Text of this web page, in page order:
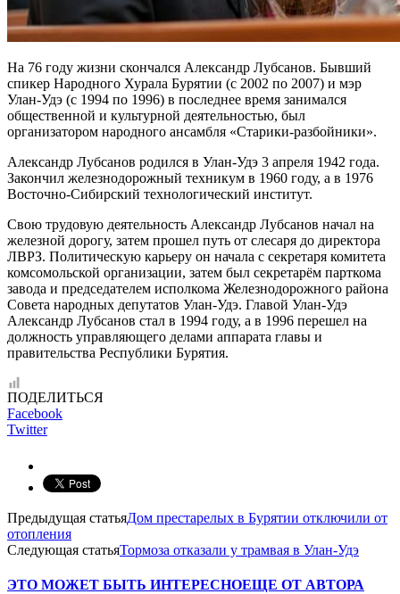
На 76 году жизни скончался Александр Лубсанов. Бывший
спикер Народного Хурала Бурятии (с 2002 по 2007) и мэр
Улан-Удэ (с 1994 по 1996) в последнее время занимался
общественной и культурной деятельностью, был
организатором народного ансамбля «Старики-разбойники».
Александр Лубсанов родился в Улан-Удэ 3 апреля 1942 года.
Закончил железнодорожный техникум в 1960 году, а в 1976
Восточно-Сибирский технологический институт.
Свою трудовую деятельность Александр Лубсанов начал на
железной дорогу, затем прошел путь от слесаря до директора
ЛВРЗ. Политическую карьеру он начала с секретаря комитета
комсомольской организации, затем был секретарём парткома
завода и председателем исполкома Железнодорожного района
Совета народных депутатов Улан-Удэ. Главой Улан-Удэ
Александр Лубсанов стал в 1994 году, а в 1996 перешел на
должность управляющего делами аппарата главы и
правительства Республики Бурятия.
ПОДЕЛИТЬСЯ
Facebook
Twitter
Предыдущая статьяДом престарелых в Бурятии отключили от
отопления
Следующая статьяТормоза отказали у трамвая в Улан-Удэ
ЭТО МОЖЕТ БЫТЬ ИНТЕРЕСНОЕЩЕ ОТ АВТОРА